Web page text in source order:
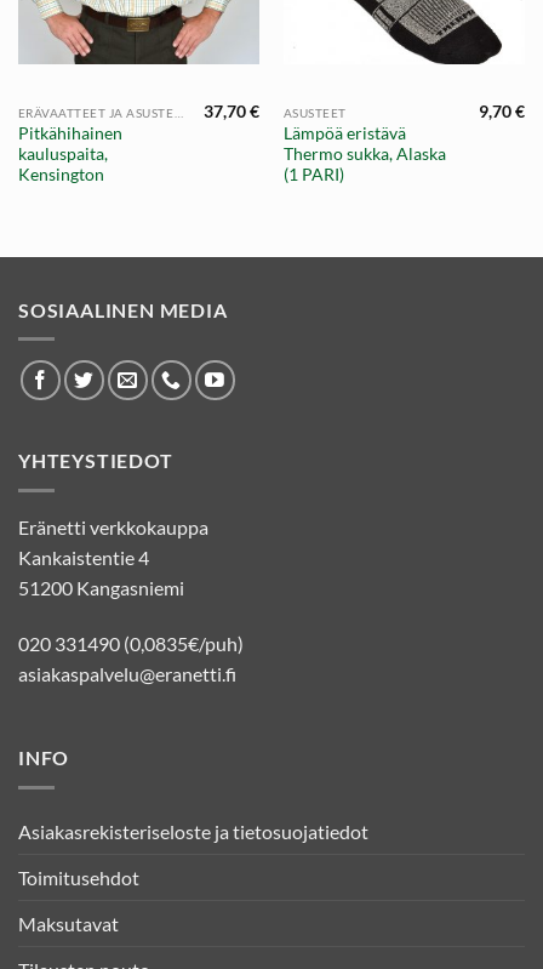
Pitkähihainen
kauluspaita,
Kensington
37,70€ ASUSTEET
Lämpöä eristävä
Thermo sukka, Alaska
(1 PARI)
9,70€
SOSIAALINEN MEDIA
YHTEYSTIEDOT
Eränetti verkkokauppa
Kankaistentie 4
51200 Kangasniemi
020 331490 (0,0835€/puh)
asiakaspalvelu@eranetti.fi
INFO
Asiakasrekisteriseloste ja tietosuojatiedot
Toimitusehdot
Maksutavat